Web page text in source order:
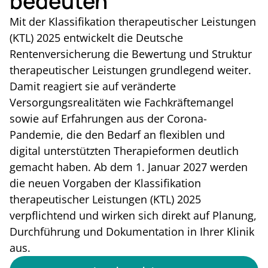
Mit der Klassifikation therapeutischer Leistungen
(KTL) 2025 entwickelt die Deutsche
Rentenversicherung die Bewertung und Struktur
therapeutischer Leistungen grundlegend weiter.
Damit reagiert sie auf veränderte
Versorgungsrealitäten wie Fachkräftemangel
sowie auf Erfahrungen aus der Corona-
Pandemie, die den Bedarf an flexiblen und
digital unterstützten Therapieformen deutlich
gemacht haben. Ab dem 1. Januar 2027 werden
die neuen Vorgaben der Klassifikation
therapeutischer Leistungen (KTL) 2025
verpflichtend und wirken sich direkt auf Planung,
Durchführung und Dokumentation in Ihrer Klinik
aus.